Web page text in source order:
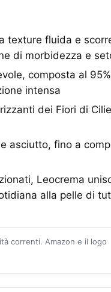
texture fluida e
di morbidezza e
composta al
intensa
dei Fiori di
asciutto, fino a
Leocrema
alla pelle di
correnti. Amazon e il logo